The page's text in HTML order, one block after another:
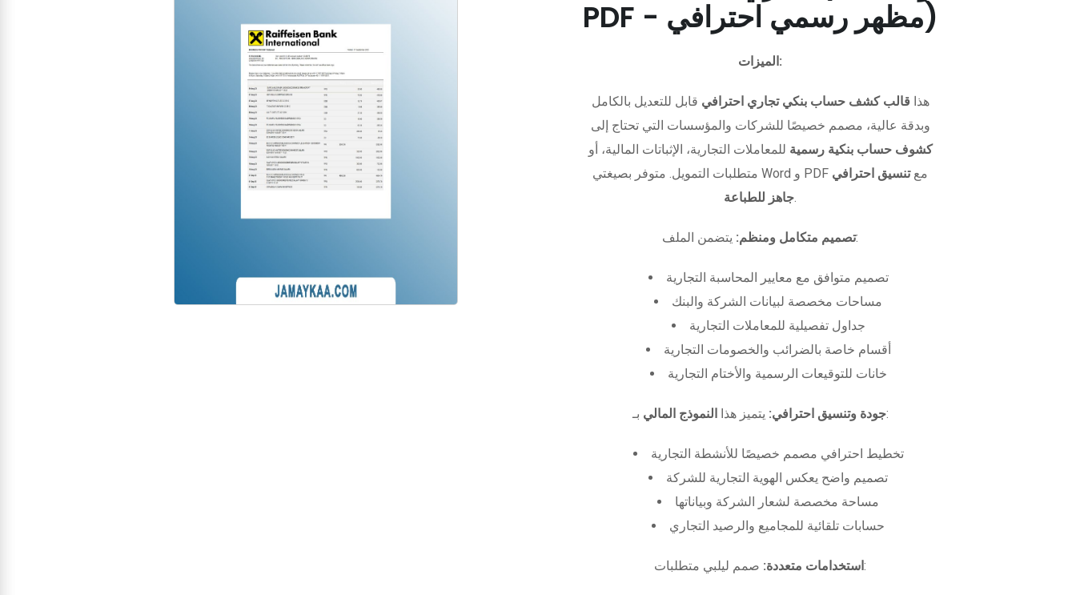
PDF - مظهر رسمي احترافي)
الميزات:
هذا قالب كشف حساب بنكي تجاري احترافي قابل للتعديل بالكامل
وبدقة عالية، مصمم خصيصًا للشركات والمؤسسات التي تحتاج إلى
كشوف حساب بنكية رسمية للمعاملات التجارية، الإثباتات المالية، أو
متطلبات التمويل. متوفر بصيغتي Word و PDF معتنسيق احترافي
جاهز للطباعة.
تصميم متكامل ومنظم:يتضمن الملف:
تصميم متوافق مع معايير المحاسبة التجارية
مساحات مخصصة لبيانات الشركة والبنك
جداول تفصيلية للمعاملات التجارية
أقسام خاصة بالضرائب والخصومات التجارية
خانات للتوقيعات الرسمية والأختام التجارية
جودة وتنسيق احترافي: يتميز هذا النموذج المالي بـ:
تخطيط احترافي مصمم خصيصًا للأنشطة التجارية
تصميم واضح يعكس الهوية التجارية للشركة
مساحة مخصصة لشعار الشركة وبياناتها
حسابات تلقائية للمجاميع والرصيد التجاري
استخدامات متعددة:صمم ليلبي متطلبات: